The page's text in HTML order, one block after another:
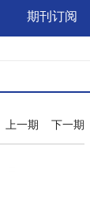
期刊订阅
上一期 下一期